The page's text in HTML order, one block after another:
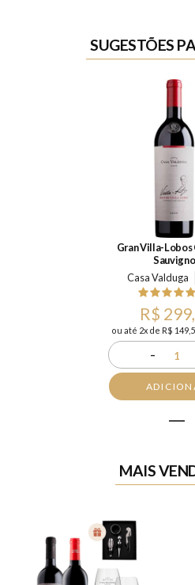
SUGESTÕES
Gran Villa-Lobos Cabernet
Casa Valduga
R$
ou até 2x de R$
- 1
MAIS